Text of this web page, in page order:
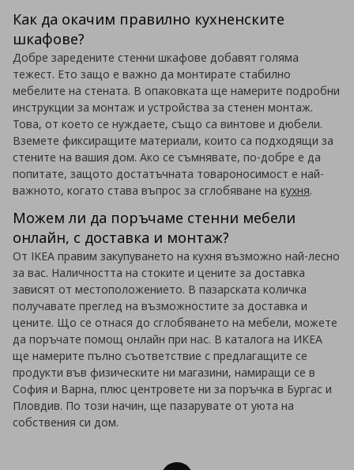
Как да окачим правилно кухненските
шкафове?
Добре заредените стенни шкафове добавят голяма
тежест. Ето защо е важно да монтирате стабилно
мебелите на стената. В опаковката ще намерите подробни
инструкции за монтаж и устройства за стенен монтаж.
Това, от което се нуждаете, също са винтове и дюбели.
Вземете фиксиращите материали, които са подходящи за
стените на вашия дом. Ако се съмнявате, по-добре е да
попитате, защото достатъчната товароносимост е най-
важното, когато става въпрос за сглобяване на кухня.
Можем ли да поръчаме стенни мебели
онлайн, с доставка и монтаж?
От IKEA правим закупуването на кухня възможно най-лесно
за вас. Наличността на стоките и цените за доставка
зависят от местоположението. В пазарската количка
получавате преглед на възможностите за доставка и
цените. Що се отнася до сглобяването на мебели, можете
да поръчате помощ онлайн при нас. В каталога на ИКЕА
ще намерите пълно съответствие с предлагащите се
продукти във физическите ни магазини, намиращи се в
София и Варна, плюс центровете ни за поръчка в Бургас и
Пловдив. По този начин, ще пазарувате от уюта на
собствения си дом.